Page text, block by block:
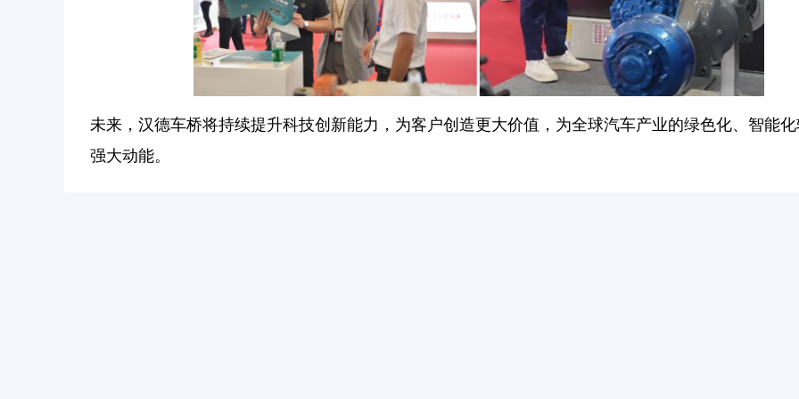
未来，汉德车桥将持续提升科技创新能力，为客户创造更大价值，为全球汽车产业的绿色化、智能
强大动能。